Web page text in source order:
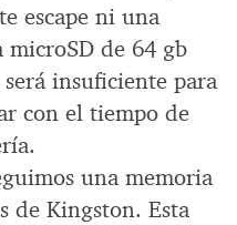
escape ni una
microSD de 64 gb
insuficiente para
con el tiempo de
una memoria
de Kingston. Esta